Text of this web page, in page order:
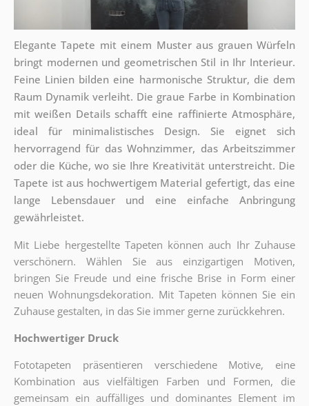
Elegante Tapete mit einem Muster aus grauen Würfeln
bringt modernen und geometrischen Stil in Ihr Interieur.
Feine Linien bilden eine harmonische Struktur, die dem
Raum Dynamik verleiht. Die graue Farbe in Kombination
mit weißen Details schafft eine raffinierte Atmosphäre,
ideal für minimalistisches Design. Sie eignet sich
hervorragend für das Wohnzimmer, das Arbeitszimmer
oder die Küche, wo sie Ihre Kreativität unterstreicht. Die
Tapete ist aus hochwertigem Material gefertigt, das eine
lange Lebensdauer und eine einfache Anbringung
gewährleistet.
Mit Liebe hergestellte Tapeten können auch Ihr Zuhause
verschönern. Wählen Sie aus einzigartigen Motiven,
bringen Sie Freude und eine frische Brise in Form einer
neuen Wohnungsdekoration. Mit Tapeten können Sie ein
Zuhause gestalten, in das Sie immer gerne zurückkehren.
Hochwertiger Druck
Fototapeten präsentieren verschiedene Motive, eine
Kombination aus vielfältigen Farben und Formen, die
gemeinsam ein auffälliges und dominantes Element im